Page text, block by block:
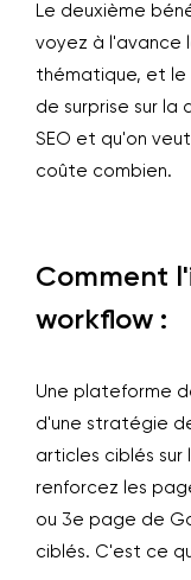
Le deuxième
voyez à l'avance
thématique, et le
de surprise sur la
SEO et qu'on
coûte combien.
Comment
workflow :
Une plateforme
d'une stratégie
articles ciblés sur
renforcez les
ou 3e page de
ciblés. C'est ce